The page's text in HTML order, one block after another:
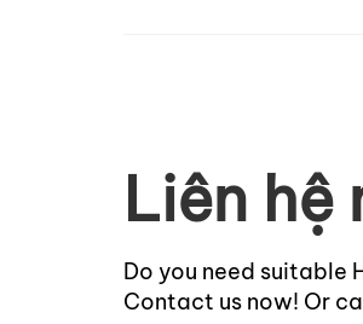
Liên hệ
Do you need suitable
Contact us now! Or